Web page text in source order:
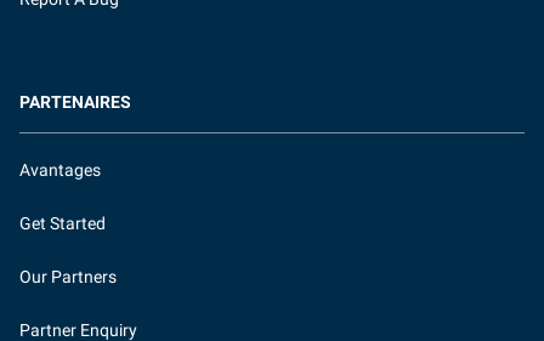
PARTENAIRES
Avantages
Get Started
Our Partners
Partner Enquiry